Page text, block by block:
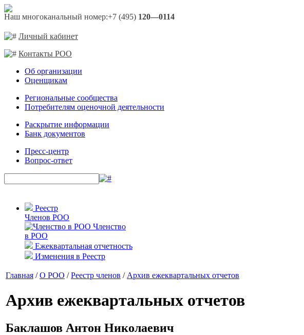
Наш многоканальный номер:+7 (495) 120—0114
Личный кабинет
Контакты РОО
Об организации
Оценщикам
Региональные сообщества
Потребителям оценочной деятельности
Раскрытие информации
Банк документов
Пресс-центр
Вопрос-ответ
Реестр
Членов РОО
Членство
в РОО
Ежеквартальная отчетность
Изменения в Реестр
Главная /О РОО /Реестр членов / Архив ежеквартальных отчетов
Архив ежеквартальных отчетов
Баклашов Антон Николаевич